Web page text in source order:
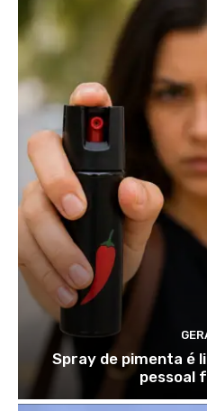
Spray de pimenta é
pessoal